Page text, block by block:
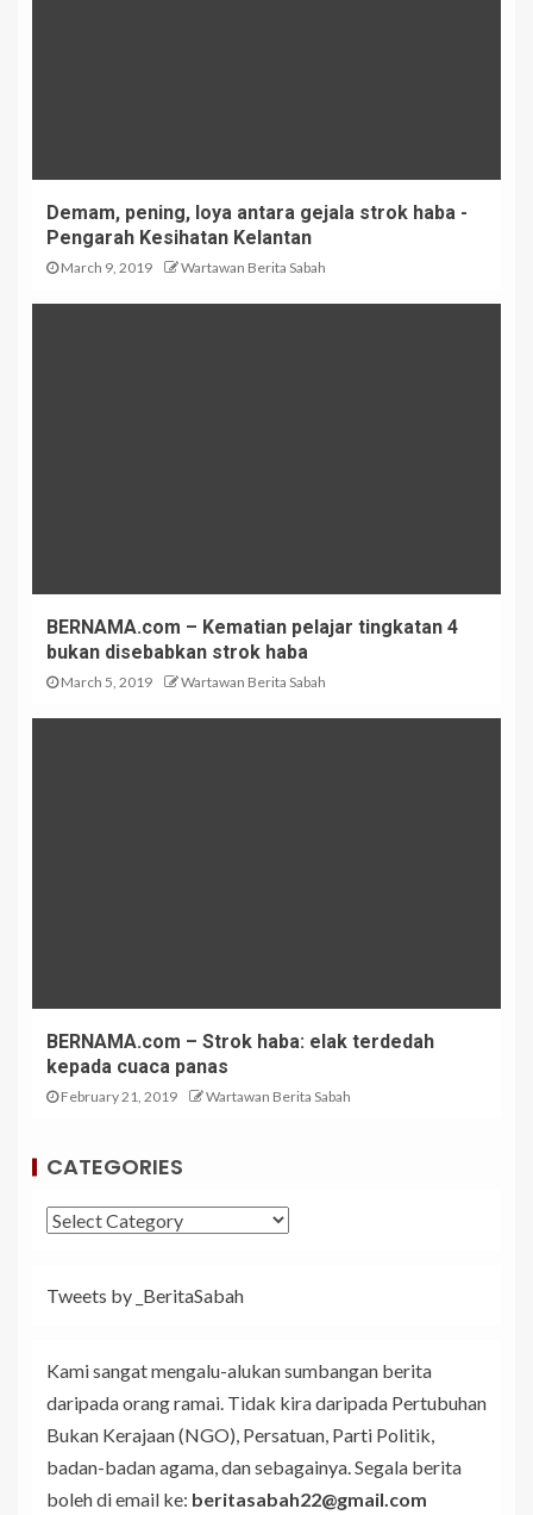
Demam, pening, loya antara gejala strok haba -
Pengarah Kesihatan Kelantan
March 9, 2019 Wartawan Berita Sabah
BERNAMA.com – Kematian pelajar tingkatan 4
bukan disebabkan strok haba
March 5, 2019 Wartawan Berita Sabah
BERNAMA.com – Strok haba: elak terdedah
kepada cuaca panas
February 21, 2019 Wartawan Berita Sabah
CATEGORIES
Tweets by _BeritaSabah
Kami sangat mengalu-alukan sumbangan berita
daripada orang ramai. Tidak kira daripada Pertubuhan
Bukan Kerajaan (NGO), Persatuan, Parti Politik,
badan-badan agama, dan sebagainya. Segala berita
boleh di email ke: beritasabah22@gmail.com